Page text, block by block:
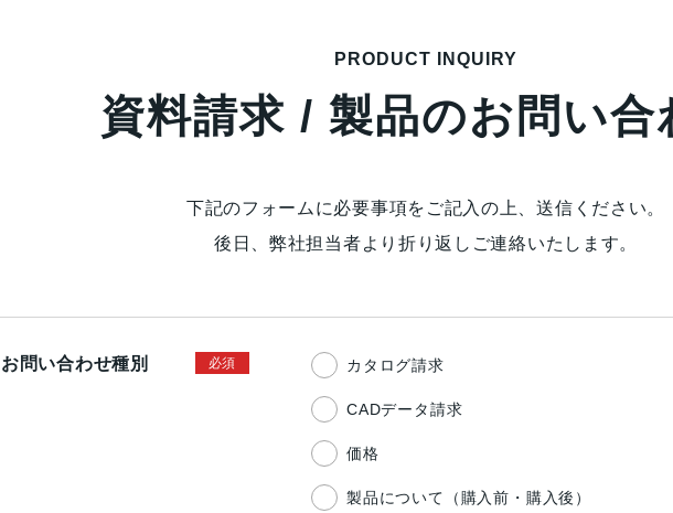
PRODUCT INQUIRY
資料請求 / 製品のお問い合
下記のフォームに必要事項をご記入の上、送信ください。
後日、弊社担当者より折り返しご連絡いたします。
お問い合わせ種別 カタログ請求
CADデータ請求
価格
製品について（購入前・購入後）